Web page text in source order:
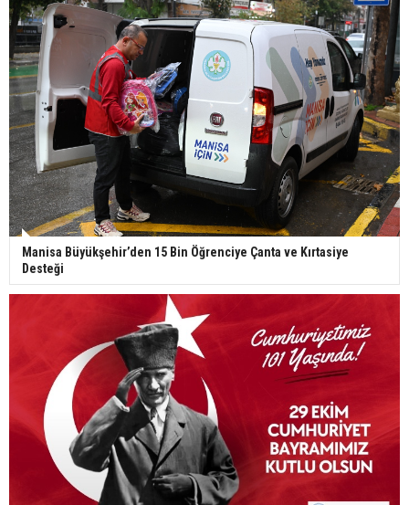
Manisa Büyükşehir’den 15 Bin Öğrenciye Çanta ve Kırtasiye
Desteği